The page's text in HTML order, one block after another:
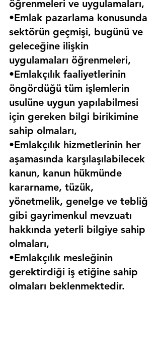
öğrenmeleri ve uygulamaları,
•Emlak pazarlama konusunda
sektörün geçmişi, bugünü ve
geleceğine ilişkin
uygulamaları öğrenmeleri,
•Emlakçılık faaliyetlerinin
öngördüğü tüm işlemlerin
usulüne uygun yapılabilmesi
için gereken bilgi birikimine
sahip olmaları,
•Emlakçılık hizmetlerinin her
aşamasında karşılaşılabilecek
kanun, kanun hükmünde
kararname, tüzük,
yönetmelik, genelge ve tebliğ
gibi gayrimenkul mevzuatı
hakkında yeterli bilgiye sahip
olmaları,
•Emlakçılık mesleğinin
gerektirdiği iş etiğine sahip
olmaları beklenmektedir.